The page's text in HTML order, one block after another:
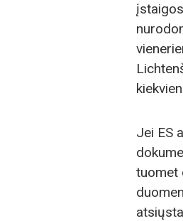
Jei ES
tuomet